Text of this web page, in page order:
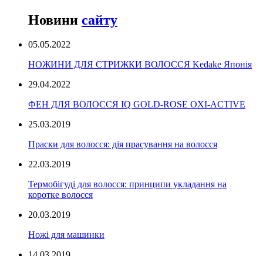
Новини сайту
05.05.2022
НОЖИНИ ДЛЯ СТРИЖКИ ВОЛОССЯ Kedake Японія
29.04.2022
ФЕН ДЛЯ ВОЛОССЯ IQ GOLD-ROSE OXI-ACTIVE
25.03.2019
Праски для волосся: дія прасування на волосся
22.03.2019
Термобігуді для волосся: принципи укладання на
коротке волосся
20.03.2019
Ножі для машинки